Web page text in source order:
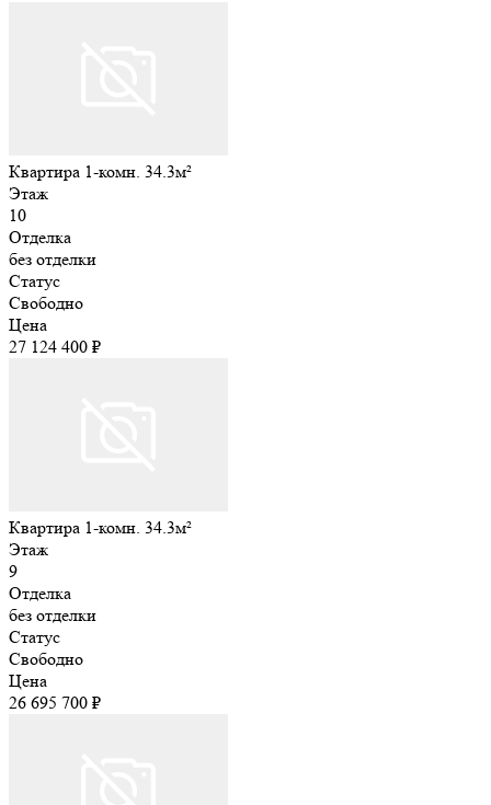
Квартира 1-комн. 34.3м²
Этаж
10
Отделка
без отделки
Статус
Свободно
Цена
27 124 400 ₽
Квартира 1-комн. 34.3м²
Этаж
9
Отделка
без отделки
Статус
Свободно
Цена
26 695 700 ₽